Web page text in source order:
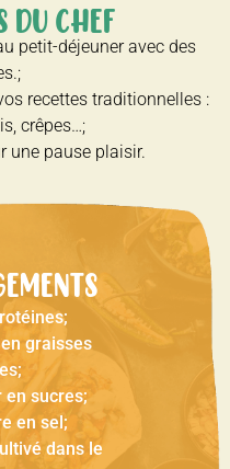
DU CHEF
petit-déjeuner avec des
recettes traditionnelles :
crêpes…;
une pause plaisir.
graisses
en sucres;
en sel;
dans le